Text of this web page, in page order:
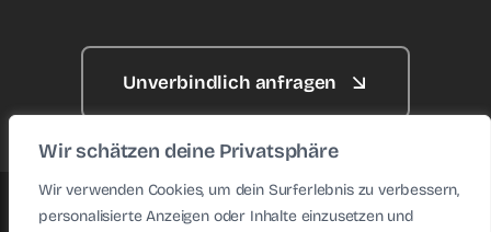
Wir schätzen deine Privatsphäre
Wir verwenden Cookies, um dein Surferlebnis zu verbessern,
personalisierte Anzeigen oder Inhalte einzusetzen und
Unverbindlich anfragen